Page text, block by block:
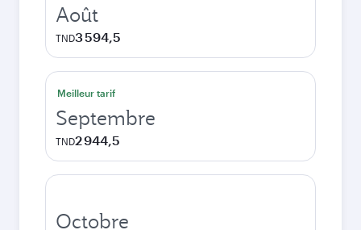
Août
TND3 594,5
Meilleur tarif
Septembre
TND2 944,5
Octobre